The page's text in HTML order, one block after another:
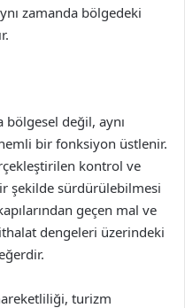
zamanda bölgedeki
bölgesel değil, aynı
bir fonksiyon üstlenir.
kontrol ve
şekilde sürdürülebilmesi
geçen mal ve
dengeleri üzerindeki
turizm